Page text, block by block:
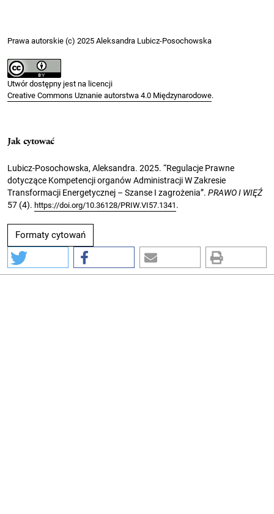
Prawa autorskie (c) 2025 Aleksandra Lubicz-Posochowska
Utwór dostępny jest na licencji
Creative Commons Uznanie autorstwa 4.0 Międzynarodowe.
Jak cytować
Lubicz-Posochowska, Aleksandra. 2025. “Regulacje Prawne
dotyczące Kompetencji organów Administracji W Zakresie
Transformacji Energetycznej – Szanse I zagrożenia”. PRAWO I WIĘŹ
57 (4). https://doi.org/10.36128/PRIW.VI57.1341 .
Formaty cytowań